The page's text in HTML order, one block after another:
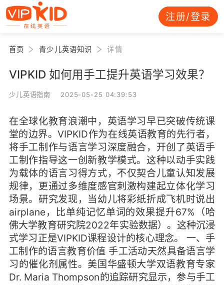
注册/登录
首页 青少儿英语知识 详情
VIPKID 如何用手工提升英语学习效果？
少儿英语指南 2025-05-25 04:39:53
在全球化教育浪潮中，英语学习早已突破传统课
堂的边界。VIPKID作为在线英语教育的先行者，
将手工制作与语言学习深度融合，开创了英语手
工制作指导这一创新教学模式。这种以动手实践
为载体的语言习得方式，不仅契合儿童认知发展
规律，更通过多维度感官刺激构建起立体化学习
场景。研究发现，当幼儿将彩纸折成飞机时说出
airplane，比单纯记忆单词的效果提升67%（哈
佛大学教育研究院2022年实验数据）。这种沉浸
式学习正是VIPKID课程设计的核心理念。 一、手
工制作的语言教育价值 手工活动天然具备语言学
习的催化剂属性。美国华盛顿大学双语教育专家
Dr. Maria Thompson的追踪研究显示，参与手工